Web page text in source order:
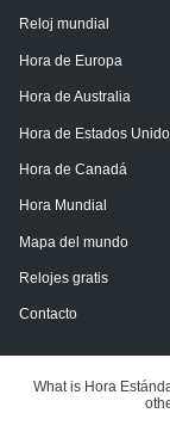
Reloj mundial
Hora de Europa
Hora de Australia
Hora de Estados
Hora de Canadá
Hora Mundial
Mapa del mundo
Relojes gratis
Contacto
What is Hora